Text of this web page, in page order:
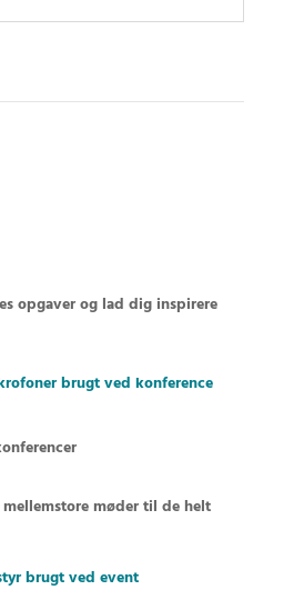
opgaver og lad dig inspirere
møder til de helt